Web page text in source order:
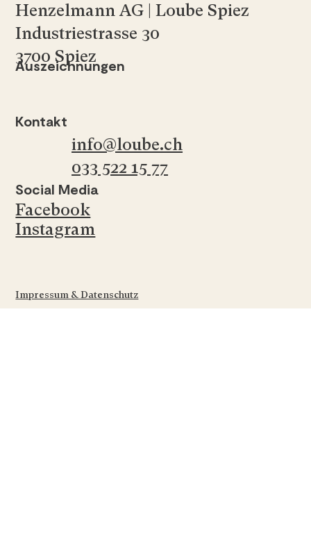
Impressum & Datenschutz
info@loube.ch
033 522 15 77
Kontakt
Facebook
Instagram
Social Media
Auszeichnungen
Henzelmann AG | Loube Spiez
Industriestrasse 30
3700 Spiez